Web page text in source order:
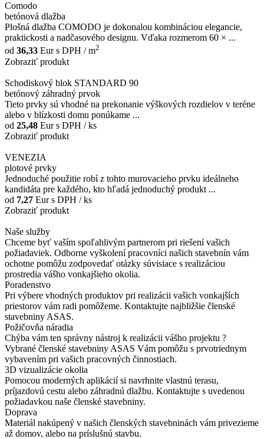
Comodo
betónová dlažba
Plošná dlažba COMODO je dokonalou kombináciou elegancie,
praktickosti a nadčasového designu. Vďaka rozmerom 60 × ...
od 36,33 Eurs DPH / m2
Zobraziť produkt
Schodiskový blok STANDARD 90
betónový záhradný prvok
Tieto prvky sú vhodné na prekonanie výškových rozdielov v teréne
alebo v blízkosti domu ponúkame ...
od 25,48 Eurs DPH / ks
Zobraziť produkt
VENEZIA
plotové prvky
Jednoduché použitie robí z tohto murovacieho prvku ideálneho
kandidáta pre každého, kto hľadá jednoduchý produkt ...
od 7,27 Eurs DPH / ks
Zobraziť produkt
Naše služby
Chceme byť vaším spoľahlivým partnerom pri riešení vašich
požiadaviek. Odborne vyškolení pracovníci našich stavebnín vám
ochotne pomôžu zodpovedať otázky súvisiace s realizáciou
prostredia vášho vonkajšieho okolia.
Poradenstvo
Pri výbere vhodných produktov pri realizácii vašich vonkajších
priestorov vám radi pomôžeme. Kontaktujte najbližšie členské
stavebniny ASAS.
Požičovňa náradia
Chýba vám ten správny nástroj k realizácii vášho projektu ?
Vybrané členské stavebniny ASAS Vám pomôžu s prvotriednym
vybavením pri vašich pracovných činnostiach.
3D vizualizácie okolia
Pomocou moderných aplikácií si navrhnite vlastnú terasu,
príjazdovú cestu alebo záhradnú dlažbu. Kontaktujte s uvedenou
požiadavkou naše členské stavebniny.
Doprava
Materiál nakúpený v našich členských stavebninách vám privezieme
až domov, alebo na príslušnú stavbu.